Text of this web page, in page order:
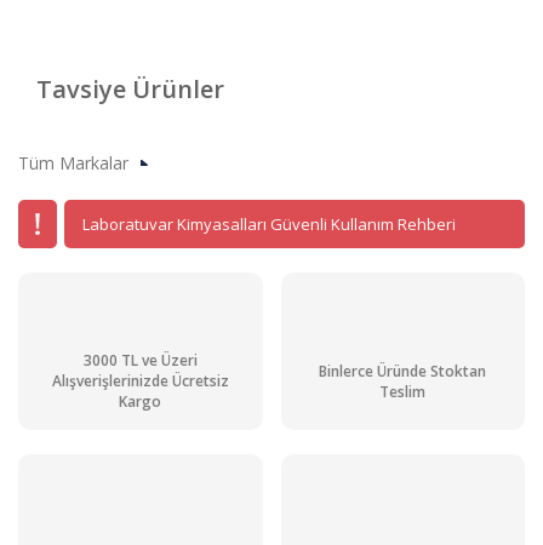
Tavsiye Ürünler
Tüm Markalar
Laboratuvar Kimyasalları Güvenli Kullanım Rehberi
3000 TL ve Üzeri
Alışverişlerinizde Ücretsiz
Kargo
Binlerce Üründe Stoktan
Teslim